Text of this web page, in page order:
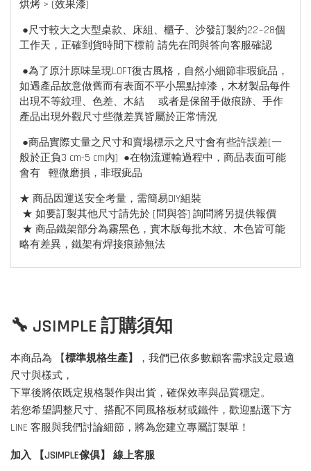
烘烤 > (效果漆)
●尺寸較大之大型桌款、床組、櫃子、沙發訂製約22~28個
工作天，正確到貨時間下標前 請先在問與答向客服確認
●為了原汁原味呈現LOFT復古風格，自然小細節非瑕疵品，
如遇產品故意做舊而有表面不平小黑點掉漆，木材製品每件
出現不等紋理、色差、木結 或者是保留手做痕跡、手作
產品出現外觀尺寸些微差異皆屬於正常情況
●商品實際丈量之尺寸和賣場標示之尺寸會有些許誤差(一
般於正負3 cm-5 cm內) ●在物流運輸過程中，商品表面可能
會有 輕微磨損，非瑕疵品
★ 商品因運送安全考量，需簡易DIY組裝
★ 如要訂製其他尺寸請先於 [問與答] 詢問將另提供報價
★ 商品鐵架部分為霧黑色，實木版每批木紋、木色皆可能
略有差異，鐵架有焊接痕跡無法
🔧 JSIMPLE 訂購須知
本商品為 【標準規格生產】
，我們已依多數顧客需求設定最適
尺寸與樣式，
下單後將依既定規格製作與出貨，確保效率與品質穩定。
若您希望調整尺寸、搭配不同風格板材或鐵件，歡迎點選下方
LINE 客服與我們討論細節，將為您建立專屬訂製單！
加入 【JSIMPLE傢俱】 線上客服